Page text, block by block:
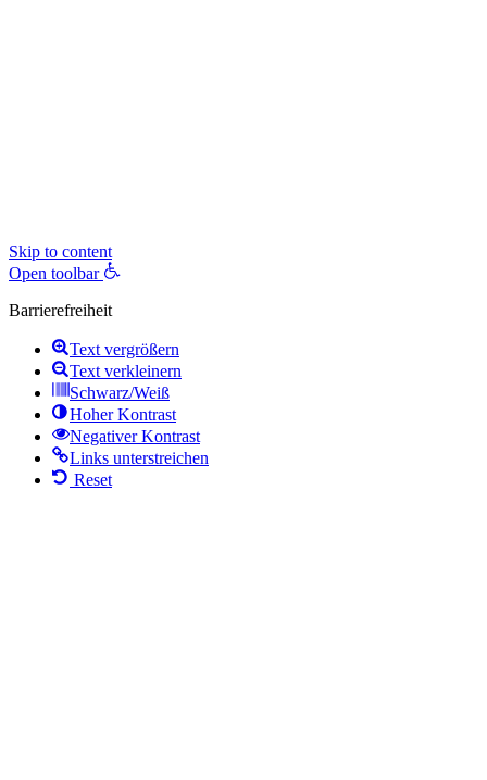
Skip to content
Open toolbar
Barrierefreiheit
Text vergrößern
Text verkleinern
Schwarz/Weiß
Hoher Kontrast
Negativer Kontrast
Links unterstreichen
Reset